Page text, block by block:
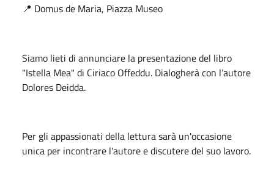
📍 Domus de Maria, Piazza Museo
Siamo lieti di annunciare la presentazione del libro
"Istella Mea" di Ciriaco Offeddu. Dialogherà con l’autore
Dolores Deidda.
Per gli appassionati della lettura sarà un'occasione
unica per incontrare l'autore e discutere del suo lavoro.